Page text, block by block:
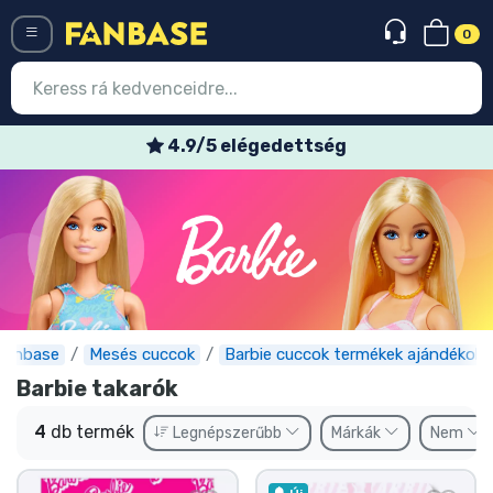
0
4.9/5 elégedettség
Mesés cuccok Barbie cuccok termékek ajándékok
Barbie takarók
4 db termék Legnépszerűbb Márkák Nem
Belépés Regisztráció
Legújabb cuccok
Akciós ajánlatok
Express szállítás
Előrendelhető cuccok
Outlet cuccok